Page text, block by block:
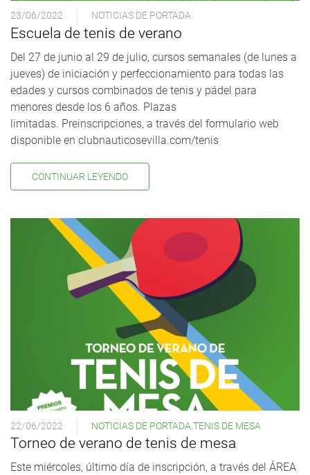
23/06/2022 NOTICIAS DE PORTADA
Escuela de tenis de verano
Del 27 de junio al 29 de julio, cursos semanales (de lunes a
jueves) de iniciación y perfeccionamiento para todas las
edades y cursos combinados de tenis y pádel para
menores desde los 6 años. Plazas
limitadas. Preinscripciones, a través del formulario web
disponible en clubnauticosevilla.com/tenis
CONTINUAR LEYENDO
22/06/2022 NOTICIAS DE PORTADA TENIS DE MESA
Torneo de verano de tenis de mesa
Este miércoles, último día de inscripción, a través del ÁREA